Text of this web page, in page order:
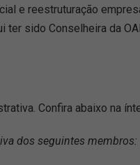
e reestruturação
ter sido Conselheira da
Confira abaixo na
dos seguintes membros: